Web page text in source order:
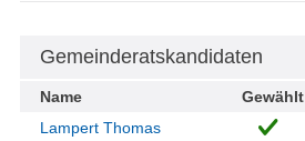
Gemeinderatskandidaten
Name Gewählt
Lampert Thomas